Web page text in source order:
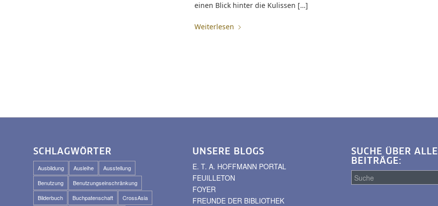
einen Blick hinter die Kulissen […]
Weiterlesen
SCHLAGWÖRTER
Ausbildung Ausleihe
Ausstellung
Benutzung
Benutzungseinschränkung
Bilderbuch
Buchpatenschaft
CrossAsia
UNSERE BLOGS
E. T. A. HOFFMANN PORTAL
FEUILLETON
FOYER
FREUNDE DER BIBLIOTHEK
SUCHE ÜBER ALLE
BEITRÄGE: